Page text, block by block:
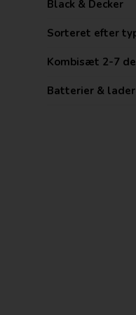
Black & Decker
Sorteret efter
Kombisæt 2-7
Batterier &